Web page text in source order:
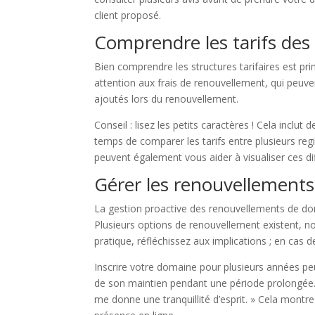
client proposé.
Comprendre les tarifs
Bien comprendre les structures tarifaires est
attention aux frais de renouvellement, qui
ajoutés lors du renouvellement.
Conseil : lisez les petits caractères ! Cela inclut
temps de comparer les tarifs entre plusieurs
peuvent également vous aider à visualiser ces
Gérer les
La gestion proactive des renouvellements de
Plusieurs options de renouvellement existent,
pratique, réfléchissez aux implications ; en cas
Inscrire votre domaine pour plusieurs années
de son maintien pendant une période
me donne une tranquillité d’esprit. » Cela